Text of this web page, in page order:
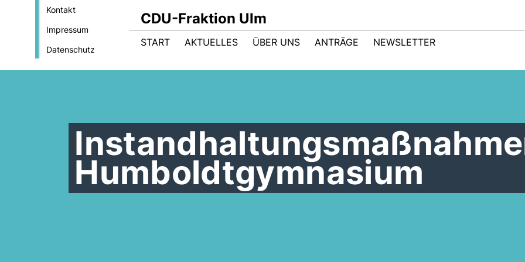
Kontakt
Impressum
Datenschutz
CDU-Fraktion Ulm
START AKTUELLES ÜBER UNS ANTRÄGE NEWSLETTER
Humboldtgymnasium